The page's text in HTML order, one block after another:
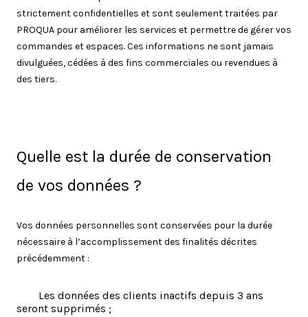
strictement confidentielles et sont seulement traitées par
PROQUA pour améliorer les services et permettre de gérer vos
commandes et espaces. Ces informations ne sont jamais
divulguées, cédées à des fins commerciales ou revendues à
des tiers.
Quelle est la durée de conservation
de vos données ?
Vos données personnelles sont conservées pour la durée
nécessaire à l’accomplissement des finalités décrites
précédemment :
Les données des clients inactifs depuis 3 ans
seront supprimés ;